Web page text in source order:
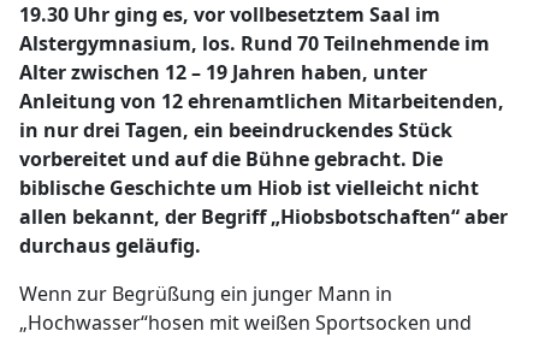
19.30 Uhr ging es, vor vollbe­setztem Saal im
Alstergymnasium, los. Rund 70 Teilnehmende im
Alter zwischen 12 – 19 Jahren haben, unter
Anleitung von 12 ehrenamtlichen Mitarbeitenden,
in nur drei Tagen, ein beeindruckendes Stück
vorbereitet und auf die Bühne gebracht. Die
biblische Geschichte um Hiob ist viel­leicht nicht
allen bekannt, der Begriff „Hiobsbotschaften“ aber
durchaus geläufig.
Wenn zur Begrüßung ein junger Mann in
„Hochwasser“hosen mit weißen Sportsocken und